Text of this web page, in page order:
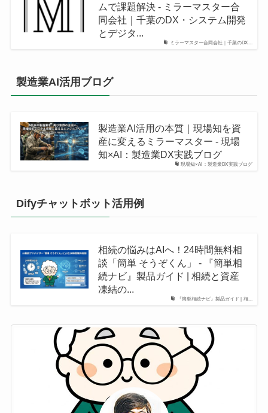
ミラーマスター合同会社｜千葉のDX...
ムで課題解決 - ミラーマスター合
同会社｜千葉のDX・システム開発
とデジタ...
製造業AI活用ブログ
現場知×AI：製造業DX実践ブログ
製造業AI活用の本質｜現場知を資
産に変えるミラーマスター - 現場
知×AI：製造業DX実践ブログ
Difyチャットボット活用例
『簡単相続ナビ』製品ガイド | 相...
相続の悩みはAIへ！24時間無料相
談「簡単 そうぞくん」 - 『簡単相
続ナビ』製品ガイド | 相続と資産
凍結の...